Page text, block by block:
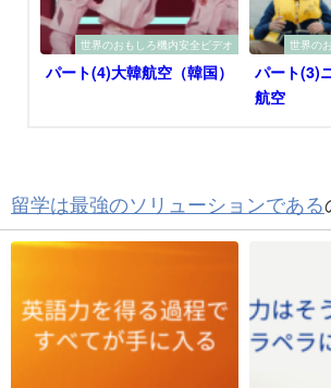
世界のおもしろ機内安全ビデオ
パート(4)大韓航空（韓国）
世界の
パート(3)
航空
留学は最強のソリューションである